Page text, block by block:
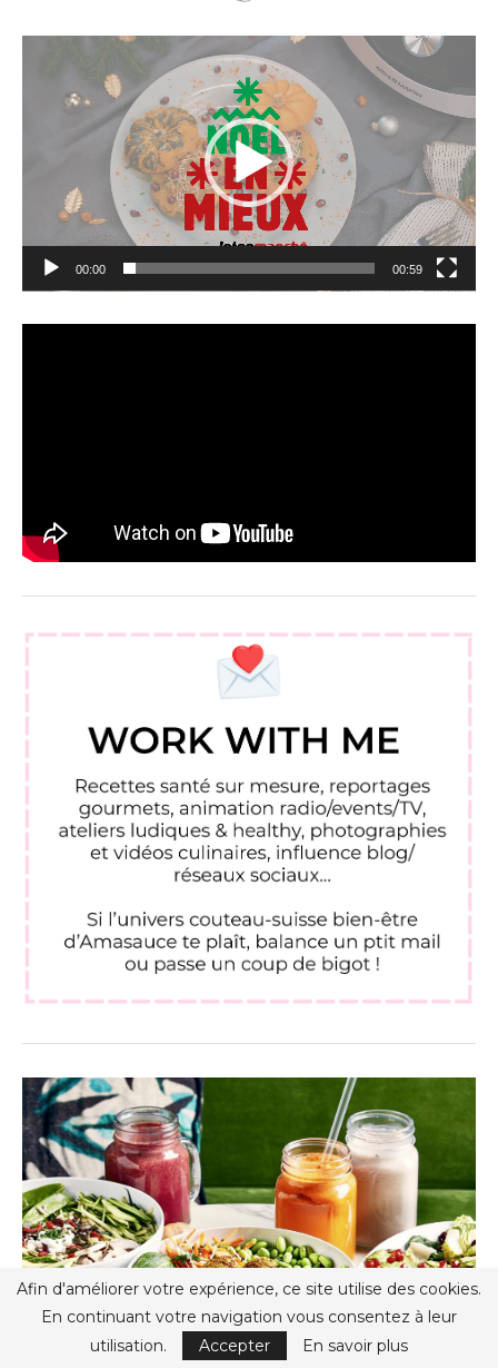
00:00 00:59
Afin d'améliorer votre expérience, ce site utilise des cookies.
En continuant votre navigation vous consentez à leur
utilisation.
Accepter En savoir plus